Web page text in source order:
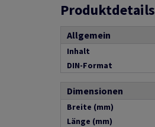
Produktdetails
Allgemein
Inhalt
DIN-Format
Dimensionen
Breite (mm)
Länge (mm)